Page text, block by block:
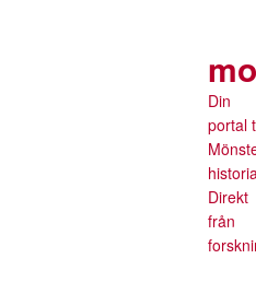
Din
portal
Direkt
från